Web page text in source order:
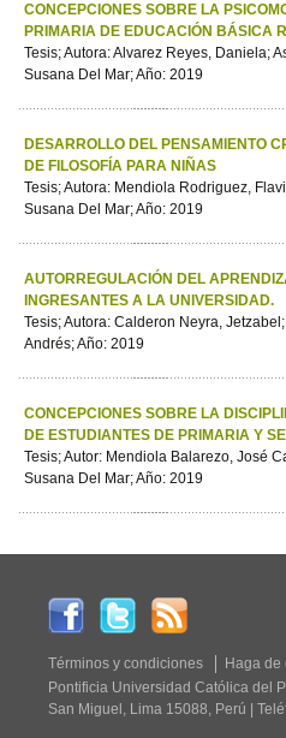
CONCEPCIONES SOBRE LA
PRIMARIA DE EDUCACIÓN BÁSICA
Tesis; Autora: Alvarez Reyes, Daniela;
Susana Del Mar; Año: 2019
DESARROLLO DEL PENSAMIENTO
DE FILOSOFÍA PARA NIÑAS
Tesis; Autora: Mendiola Rodriguez,
Susana Del Mar; Año: 2019
AUTORREGULACIÓN DEL
INGRESANTES A LA UNIVERSIDAD.
Tesis; Autora: Calderon Neyra,
Andrés; Año: 2019
CONCEPCIONES SOBRE LA
DE ESTUDIANTES DE PRIMARIA Y
Tesis; Autor: Mendiola Balarezo, José
Susana Del Mar; Año: 2019
Términos y condiciones Haga de
Pontificia Universidad Católica del
San Miguel, Lima 15088, Perú |